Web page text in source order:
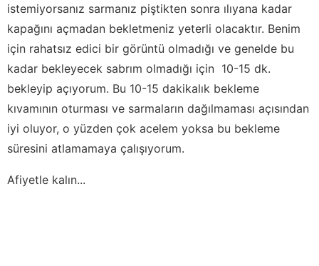
istemiyorsanız sarmanız piştikten sonra ılıyana kadar
kapağını açmadan bekletmeniz yeterli olacaktır. Benim
için rahatsız edici bir görüntü olmadığı ve genelde bu
kadar bekleyecek sabrım olmadığı için 10-15 dk.
bekleyip açıyorum. Bu 10-15 dakikalık bekleme
kıvamının oturması ve sarmaların dağılmaması açısından
iyi oluyor, o yüzden çok acelem yoksa bu bekleme
süresini atlamamaya çalışıyorum.
Afiyetle kalın...